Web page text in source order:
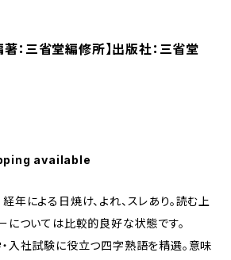
：三省堂編修所】出版社：三省堂
available
による日焼け、よれ、スレあり。読む上
については比較的良好な状態です。
入社試験に役立つ四字熟語を精選。意味